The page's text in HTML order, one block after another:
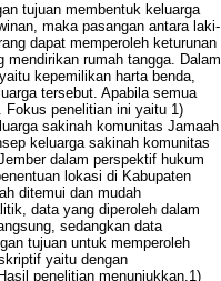
tujuan membentuk keluarga
maka pasangan antara laki-
dapat memperoleh keturunan
rumah tangga. Dalam
kepemilikan harta benda,
tersebut. Apabila semua
Fokus penelitian ini yaitu 1)
sakinah komunitas Jamaah
keluarga sakinah komunitas
dalam perspektif hukum
lokasi di Kabupaten
ditemui dan mudah
data yang diperoleh dalam
sedangkan data
tujuan untuk memperoleh
yaitu dengan
penelitian menunjukkan,1)